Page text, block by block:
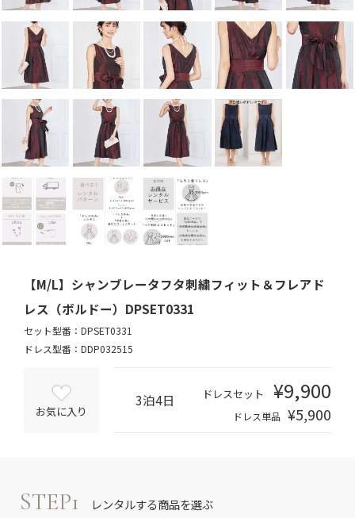
【M/L】シャンブレータフタ刺繍フィット＆フレアド
レス（ボルドー）DPSET0331
セット型番：DPSET0331
ドレス型番：DDP032515
お気に入り
3泊4日 ドレスセット ¥9,900
ドレス単品 ¥5,900
STEP1 レンタルする商品を選ぶ